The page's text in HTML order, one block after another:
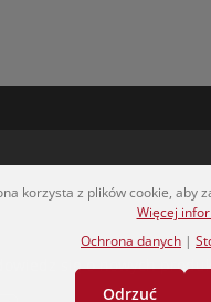
się o nowych
korzysta z plików cookie, aby
Więcej
Ochrona danych |
Odrzuć